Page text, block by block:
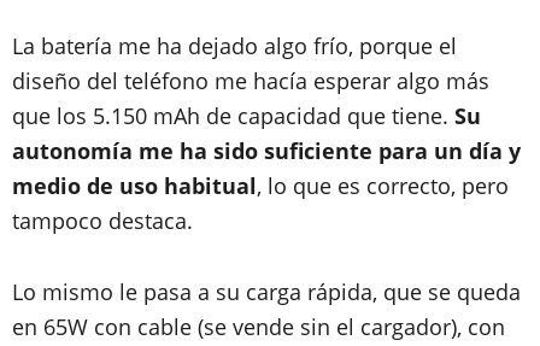
La batería me ha dejado algo frío, porque el
diseño del teléfono me hacía esperar algo más
que los 5.150 mAh de capacidad que tiene. Su
autonomía me ha sido suficiente para un día y
medio de uso habitual, lo que es correcto, pero
tampoco destaca.
Lo mismo le pasa a su carga rápida, que se queda
en 65W con cable (se vende sin el cargador), con